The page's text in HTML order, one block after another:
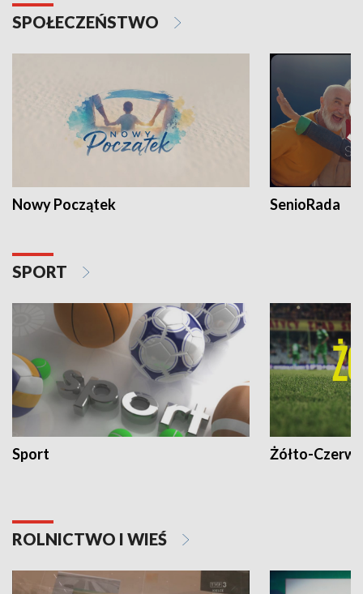
SPOŁECZEŃSTWO
Nowy Początek SenioRada
SPORT
Sport Żółto-
ROLNICTWO I WIEŚ